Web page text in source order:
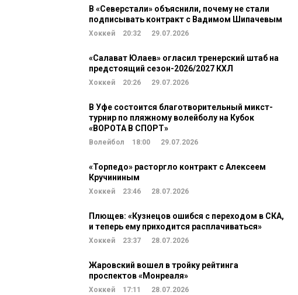
В «Северстали» объяснили, почему не стали
подписывать контракт с Вадимом Шипачевым
Хоккей 20:32 29.07.2026
«Салават Юлаев» огласил тренерский штаб на
предстоящий сезон-2026/2027 КХЛ
Хоккей 20:26 29.07.2026
В Уфе состоится благотворительный микст-
турнир по пляжному волейболу на Кубок
«ВОРОТА В СПОРТ»
Волейбол 18:00 29.07.2026
«Торпедо» расторгло контракт с Алексеем
Кручининым
Хоккей 23:46 28.07.2026
Плющев: «Кузнецов ошибся с переходом в СКА,
и теперь ему приходится расплачиваться»
Хоккей 23:37 28.07.2026
Жаровский вошел в тройку рейтинга
проспектов «Монреаля»
Хоккей 17:11 28.07.2026